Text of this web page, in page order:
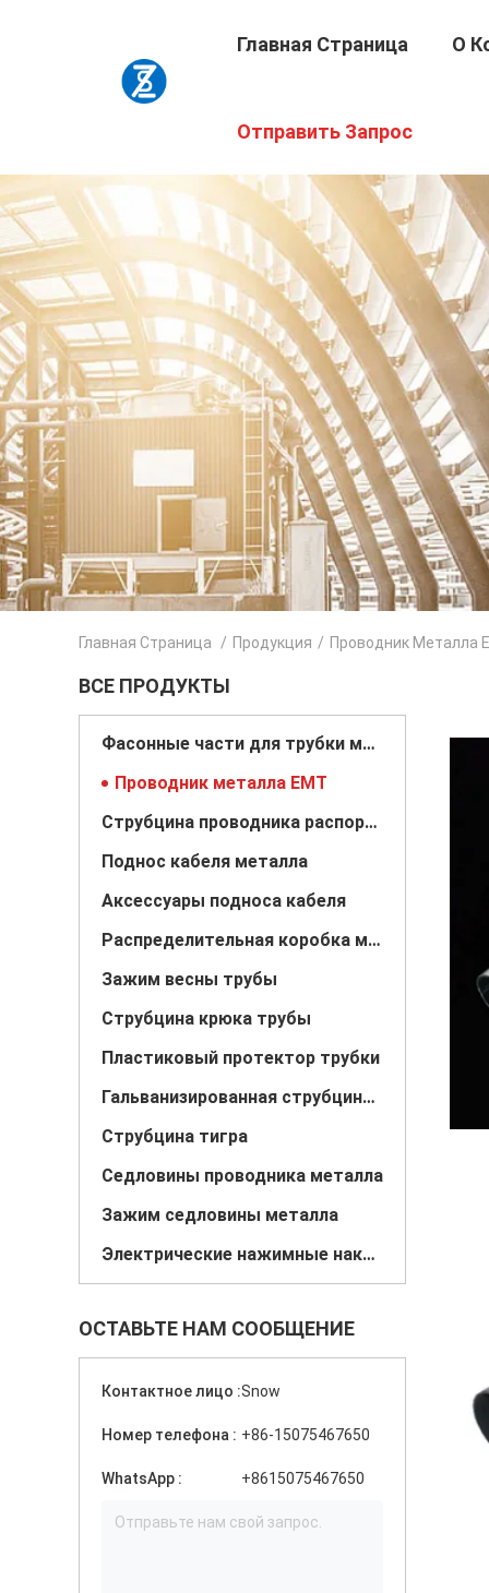
Главная Страница О
Отправить Запрос
Главная Страница / Продукция / Проводник Металла
ВСЕ ПРОДУКТЫ
Фасонные части для трубки металла
Проводник металла EMT
Струбцина проводника распорки
Поднос кабеля металла
Аксессуары подноса кабеля
Распределительная коробка металла электрическая
Зажим весны трубы
Струбцина крюка трубы
Пластиковый протектор трубки
Гальванизированная струбцина трубы
Струбцина тигра
Седловины проводника металла
Зажим седловины металла
Электрические нажимные накладки коробки
ОСТАВЬТЕ НАМ СООБЩЕНИЕ
Контактное лицо :Snow
Номер телефона : +86-15075467650
WhatsApp : +8615075467650